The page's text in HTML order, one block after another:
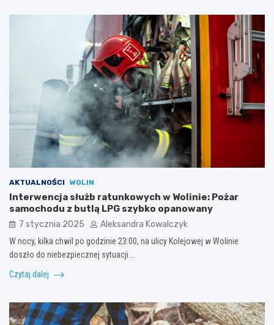
AKTUALNOŚCI WOLIN
Interwencja służb ratunkowych w Wolinie: Pożar
samochodu z butlą LPG szybko opanowany
7 stycznia 2025 Aleksandra Kowalczyk
W nocy, kilka chwil po godzinie 23:00, na ulicy Kolejowej w Wolinie
doszło do niebezpiecznej sytuacji.…
Czytaj dalej